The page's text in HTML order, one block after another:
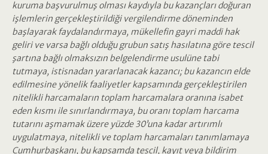
kuruma başvurulmuş olması kaydıyla bu kazançları doğuran
işlemlerin gerçekleştirildiği vergilendirme döneminden
başlayarak faydalandırmaya, mükellefin gayri maddi hak
geliri ve varsa bağlı olduğu grubun satış hasılatına göre tescil
şartına bağlı olmaksızın belgelendirme usulüne tabi
tutmaya, istisnadan yararlanacak kazancı; bu kazancın elde
edilmesine yönelik faaliyetler kapsamında gerçekleştirilen
nitelikli harcamaların toplam harcamalara oranına isabet
eden kısmı ile sınırlandırmaya, bu oranı toplam harcama
tutarını aşmamak üzere yüzde 30’una kadar artırımlı
uygulatmaya, nitelikli ve toplam harcamaları tanımlamaya
Cumhurbaşkanı, bu kapsamda tescil, kayıt veya bildirim